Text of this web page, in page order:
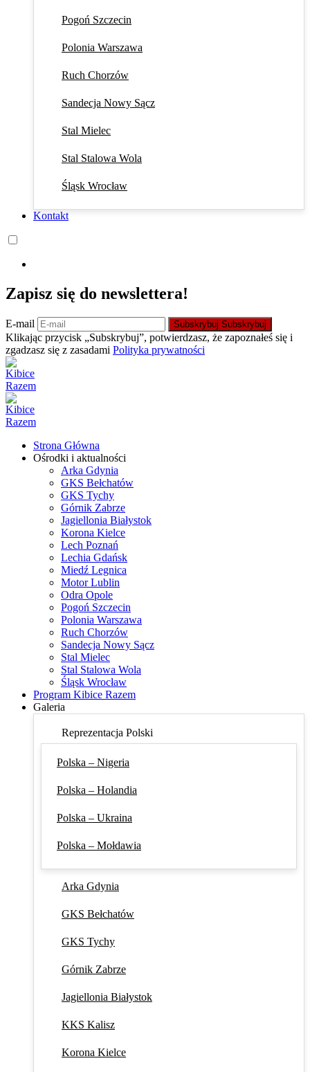
Pogoń Szczecin
Polonia Warszawa
Ruch Chorzów
Sandecja Nowy Sącz
Stal Mielec
Stal Stalowa Wola
Śląsk Wrocław
Kontakt
Zapisz się do newslettera!
E-mail Subskrybuj Subskrybuj
Klikając przycisk „Subskrybuj”, potwierdzasz, że zapoznałeś się i
zgadzasz się z zasadami Polityka prywatności
Strona Główna
Ośrodki i aktualności
Arka Gdynia
GKS Bełchatów
GKS Tychy
Górnik Zabrze
Jagiellonia Białystok
Korona Kielce
Lech Poznań
Lechia Gdańsk
Miedź Legnica
Motor Lublin
Odra Opole
Pogoń Szczecin
Polonia Warszawa
Ruch Chorzów
Sandecja Nowy Sącz
Stal Mielec
Stal Stalowa Wola
Śląsk Wrocław
Program Kibice Razem
Galeria
Reprezentacja Polski
Polska – Nigeria
Polska – Holandia
Polska – Ukraina
Polska – Mołdawia
Arka Gdynia
GKS Bełchatów
GKS Tychy
Górnik Zabrze
Jagiellonia Białystok
KKS Kalisz
Korona Kielce